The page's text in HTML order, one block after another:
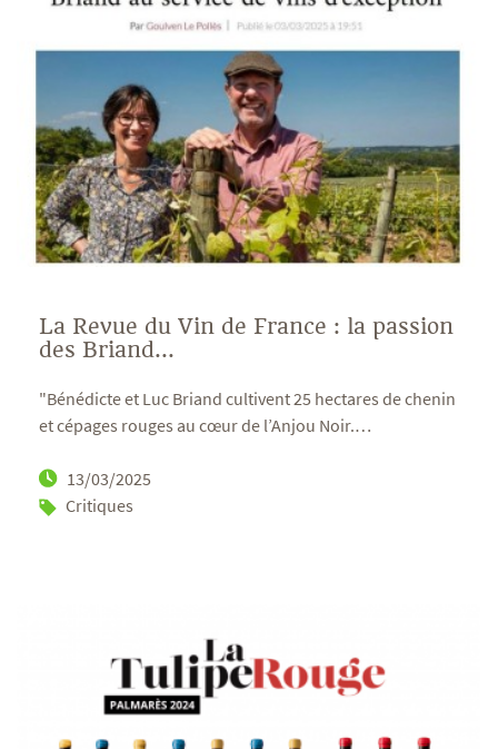
La Revue du Vin de France : la passion
des Briand...
"Bénédicte et Luc Briand cultivent 25 hectares de chenin
et cépages rouges au cœur de l’Anjou Noir.…
13/03/2025
Critiques